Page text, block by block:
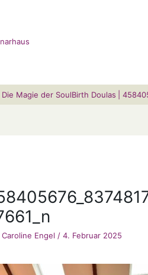
Die Magie der SoulBirth Doulas
Caroline Engel / 4. Februar 2025